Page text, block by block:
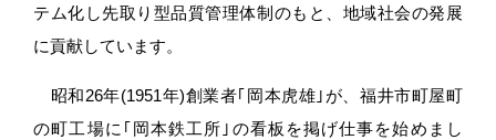
テム化し先取り型品質管理体制のもと、地域社会の発展
に貢献しています。
昭和26年(1951年)創業者｢岡本虎雄｣が、福井市町屋町
の町工場に｢岡本鉄工所｣の看板を掲げ仕事を始めまし